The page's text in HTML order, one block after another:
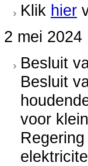
Klik hier
2 mei 2024
Besluit
Besluit
voor